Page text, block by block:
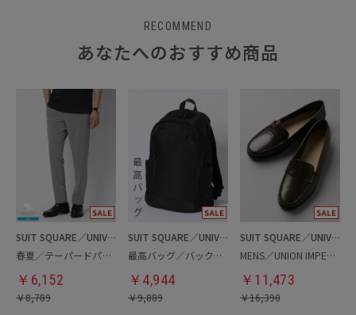
RECOMMEND
あなたへのおすすめ商品
SUIT SQUARE／UNIVERSAL LANGUAGE
春夏／テーパードパンツ
￥ 6,152
￥8,789
SUIT SQUARE／UNIVERSAL LANGUAGE
最高バッグ／バックパック
￥ 4,944
￥9,889
SUIT SQUARE／UNIVERSAL LANGUAGE
MENS／UNION IMPERIAL監修／コインローファー
￥ 11,473
￥16,390